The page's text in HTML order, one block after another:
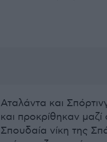
Αταλάντα και
και προκρίθηκαν
Σπουδαία νίκη της